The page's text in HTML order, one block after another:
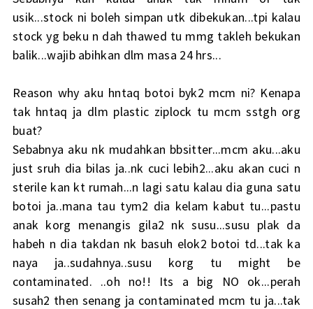
usik...stock ni boleh simpan utk dibekukan...tpi kalau
stock yg beku n dah thawed tu mmg takleh bekukan
balik...wajib abihkan dlm masa 24 hrs...
Reason why aku hntaq botoi byk2 mcm ni? Kenapa
tak hntaq ja dlm plastic ziplock tu mcm sstgh org
buat?
Sebabnya aku nk mudahkan bbsitter...mcm aku...aku
just sruh dia bilas ja..nk cuci lebih2...aku akan cuci n
sterile kan kt rumah...n lagi satu kalau dia guna satu
botoi ja..mana tau tym2 dia kelam kabut tu...pastu
anak korg menangis gila2 nk susu...susu plak da
habeh n dia takdan nk basuh elok2 botoi td...tak ka
naya ja..sudahnya..susu korg tu might be
contaminated. ..oh no!! Its a big NO ok...perah
susah2 then senang ja contaminated mcm tu ja...tak